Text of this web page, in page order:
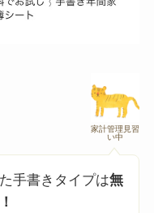
家計管理見習
い中
手書きタイプは無